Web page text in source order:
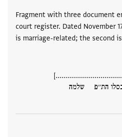
Fragment with three document
court register. Dated November
is marriage-related; the second
הת׳׳פ שלמה